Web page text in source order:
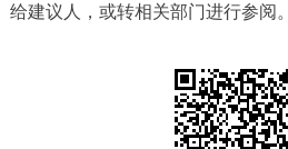
决策公开 专题公开
法人服务
给建议人，或转相关部门进行参阅。